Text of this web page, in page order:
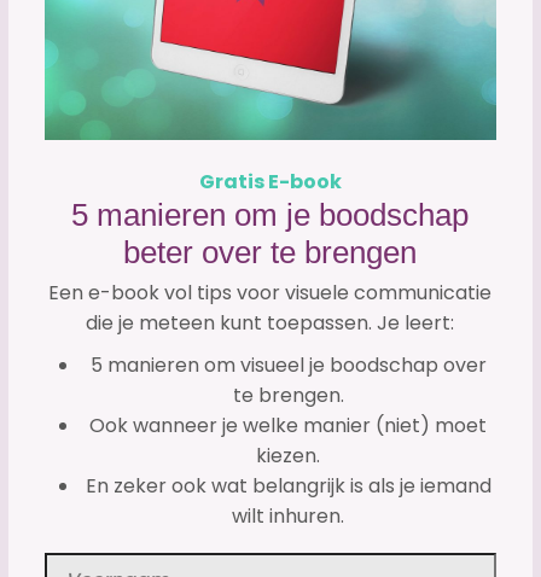
Gratis E-book
5 manieren om je boodschap
beter over te brengen
Een e-book vol tips voor visuele communicatie
die je meteen kunt toepassen. Je leert:
5 manieren om visueel je boodschap over
te brengen.
Ook wanneer je welke manier (niet) moet
kiezen.
En zeker ook wat belangrijk is als je iemand
wilt inhuren.